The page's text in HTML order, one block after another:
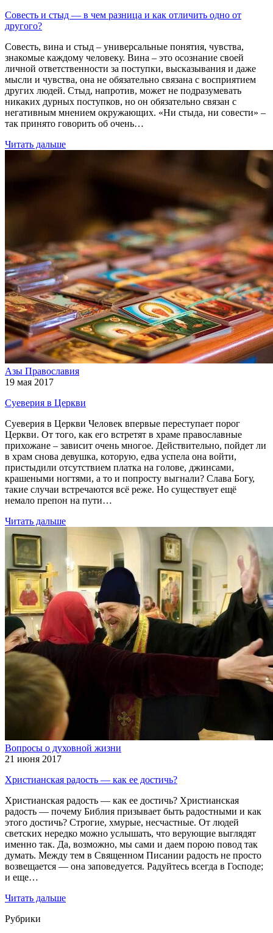
Совесть и стыд — в чем разница и как отличить одно от
другого?
Совесть, вина и стыд – универсальные понятия, чувства,
знакомые каждому человеку. Вина – это осознание своей
личной ответственности за поступки, высказывания и даже
мысли и чувства, она не обязательно связана с восприятием
других людей. Стыд, напротив, может не подразумевать
никаких дурных поступков, но он обязательно связан с
негативным мнением окружающих. «Ни стыда, ни совести» ­–
так принято говорить об очень…
Читать дальше
Азы Православия
19 мая 2017
Суеверия в Церкви
Суеверия в Церкви Человек впервые переступает порог
Церкви. От того, как его встретят в храме православные
прихожане – зависит очень многое. Действительно, пойдет ли
в храм снова девушка, которую, едва успела она войти,
пристыдили отсутствием платка на голове, джинсами,
крашеными ногтями, а то и попросту выгнали? Слава Богу,
такие случаи встречаются всё реже. Но существует ещё
немало препон на пути…
Читать дальше
Вопросы о духовной жизни
21 июня 2017
Христианская радость — как ее достичь?
Христианская радость — как ее достичь? Христианская
радость — почему Библия призывает быть радостными и как
этого достичь? Строгие, хмурые, несчастные. От людей
светских нередко можно услышать, что верующие выглядят
именно так. Да, возможно, мы сами и даем порою повод так
думать. Между тем в Священном Писании радость не просто
возвещается — она заповедуется. Радуйтесь всегда в Господе;
и еще…
Читать дальше
Рубрики